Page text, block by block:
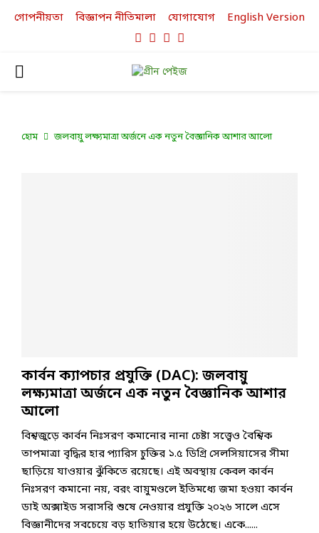
গোপনীয়তা বিজ্ঞাপন নীতিমালা যোগাযোগ English Version
Facebook
TwitterLinkedin
PRIMARY
হোম জলবায়ু লক্ষ্যমাত্রা অর্জনে এক নতুন বৈজ্ঞানিক আশার আলো
কার্বন ক্যাপচার প্রযুক্তি (DAC): জলবায়ু
লক্ষ্যমাত্রা অর্জনে এক নতুন বৈজ্ঞানিক আশার
আলো
বিশ্বজুড়ে কার্বন নিঃসরণ কমানোর নানা চেষ্টা সত্ত্বেও বৈশ্বিক
তাপমাত্রা বৃদ্ধির হার প্যারিস চুক্তির ১.৫ ডিগ্রি সেলসিয়াসের সীমা
ছাড়িয়ে যাওয়ার ঝুঁকিতে রয়েছে। এই অবস্থায় কেবল কার্বন
নিঃসরণ কমানো নয়, বরং বায়ুমণ্ডলে ইতিমধ্যে জমা হওয়া কার্বন
ডাই অক্সাইড সরাসরি শুষে নেওয়ার প্রযুক্তি ২০২৬ সালে এসে
বিজ্ঞানীদের সবচেয়ে বড় হাতিয়ার হয়ে উঠেছে। একে......